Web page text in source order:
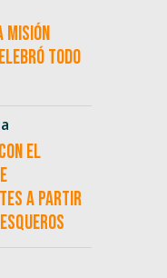
todo
el
a partir